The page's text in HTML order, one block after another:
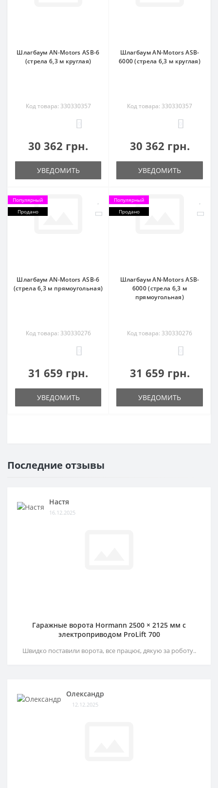
Шлагбаум AN-Motors ASB-6
(стрела 6,3 м круглая)
Код товара: 330330357
30 362 грн.
УВЕДОМИТЬ
Шлагбаум AN-Motors ASB-
6000 (стрела 6,3 м круглая)
Код товара: 330330357
30 362 грн.
УВЕДОМИТЬ
Популярный
Продано
Шлагбаум AN-Motors ASB-6
(стрела 6,3 м прямоугольная)
Код товара: 330330276
31 659 грн.
УВЕДОМИТЬ
Популярный
Продано
Шлагбаум AN-Motors ASB-
6000 (стрела 6,3 м
прямоугольная)
Код товара: 330330276
31 659 грн.
УВЕДОМИТЬ
Последние отзывы
Настя
16.12.2025
Гаражные ворота Hormann 2500 × 2125 мм c
электроприводом ProLift 700
Швидко поставили ворота, все працює, дякую за роботу..
Олександр
12.12.2025